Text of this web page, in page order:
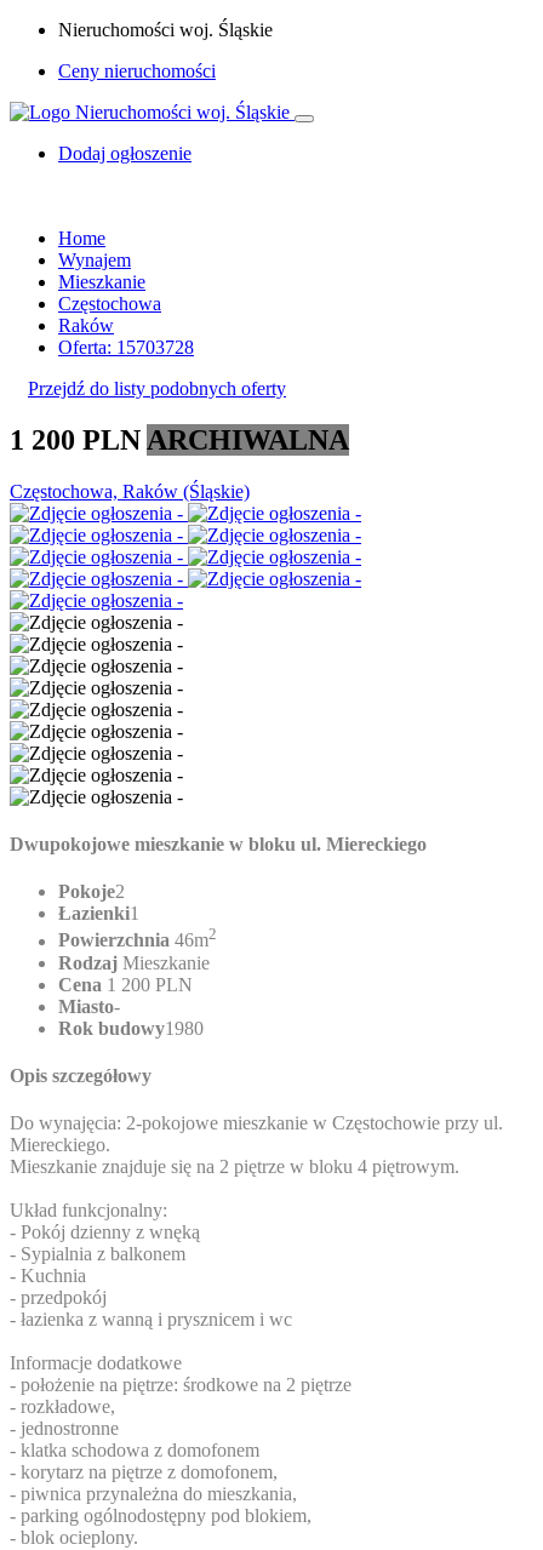
Nieruchomości woj. Śląskie
Ceny nieruchomości
Dodaj ogłoszenie
Home
Wynajem
Mieszkanie
Częstochowa
Raków
Oferta: 15703728
Przejdź do listy podobnych oferty
1 200 PLN ARCHIWALNA
Częstochowa, Raków (Śląskie)
Dwupokojowe mieszkanie w bloku ul. Miereckiego
Pokoje2
Łazienki1
Powierzchnia 46m2
Rodzaj Mieszkanie
Cena 1 200 PLN
Miasto-
Rok budowy1980
Opis szczegółowy
Do wynajęcia: 2-pokojowe mieszkanie w Częstochowie przy ul.
Miereckiego.
Mieszkanie znajduje się na 2 piętrze w bloku 4 piętrowym.
Układ funkcjonalny:
- Pokój dzienny z wnęką
- Sypialnia z balkonem
- Kuchnia
- przedpokój
- łazienka z wanną i prysznicem i wc
Informacje dodatkowe
- położenie na piętrze: środkowe na 2 piętrze
- rozkładowe,
- jednostronne
- klatka schodowa z domofonem
- korytarz na piętrze z domofonem,
- piwnica przynależna do mieszkania,
- parking ogólnodostępny pod blokiem,
- blok ocieplony.